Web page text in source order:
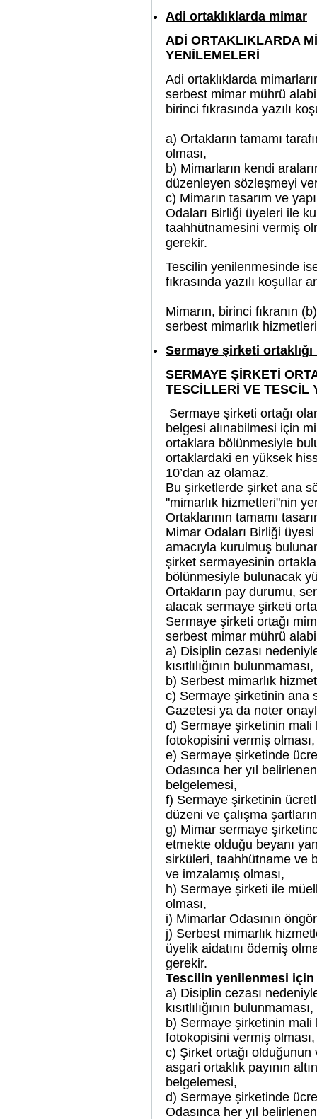
Adi ortaklıklarda mimar
ADİ ORTAKLIKLARDA
YENİLEMELERİ
Adi ortaklıklarda
serbest mimar mührü
birinci fıkrasında yazılı
a) Ortakların tamamı
olması,
b) Mimarların kendi
düzenleyen sözleşmeyi
c) Mimarın tasarım ve
Odaları Birliği üyeleri ile
taahhütnamesini vermiş
gerekir.
Tescilin yenilenmesinde
fıkrasında yazılı koşullar
Mimarın, birinci fıkranın
serbest mimarlık
Sermaye şirketi
SERMAYE ŞİRKETİ
TESCİLLERİ VE TESCİL
Sermaye şirketi ortağı
belgesi alınabilmesi için
ortaklara bölünmesiyle
ortaklardaki en yüksek
10’dan az olamaz.
Bu şirketlerde şirket ana
"mimarlık hizmetleri"nin
Ortaklarının tamamı
Mimar Odaları Birliği
amacıyla kurulmuş
şirket sermayesinin
bölünmesiyle bulunacak
Ortakların pay durumu,
alacak sermaye şirketi
Sermaye şirketi ortağı
serbest mimar mührü
a) Disiplin cezası
kısıtlılığının bulunmaması,
b) Serbest mimarlık
c) Sermaye şirketinin ana
Gazetesi ya da noter
d) Sermaye şirketinin mali
fotokopisini vermiş olması,
e) Sermaye şirketinde
Odasınca her yıl
belgelemesi,
f) Sermaye şirketinin
düzeni ve çalışma
g) Mimar sermaye
etmekte olduğu beyanı
sirküleri, taahhütname ve
ve imzalamış olması,
h) Sermaye şirketi ile
olması,
i) Mimarlar Odasının
j) Serbest mimarlık
üyelik aidatını ödemiş
gerekir.
Tescilin yenilenmesi için
a) Disiplin cezası
kısıtlılığının bulunmaması,
b) Sermaye şirketinin mali
fotokopisini vermiş olması,
c) Şirket ortağı olduğunun
asgari ortaklık payının
belgelemesi,
d) Sermaye şirketinde
Odasınca her yıl